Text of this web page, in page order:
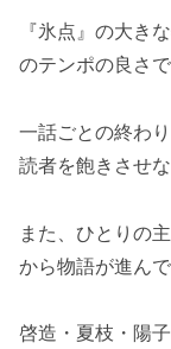
『氷点』の大き
のテンポの良さで
一話ごとの終わ
読者を飽きさせ
また、ひとりの
から物語が進ん
啓造・夏枝・陽